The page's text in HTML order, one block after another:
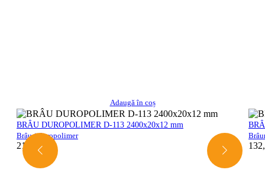
Adaugă în coș
BRÂU DUROPOLIMER D-113 2400x20x12 mm
Brâuri duropolimer
21,00lei